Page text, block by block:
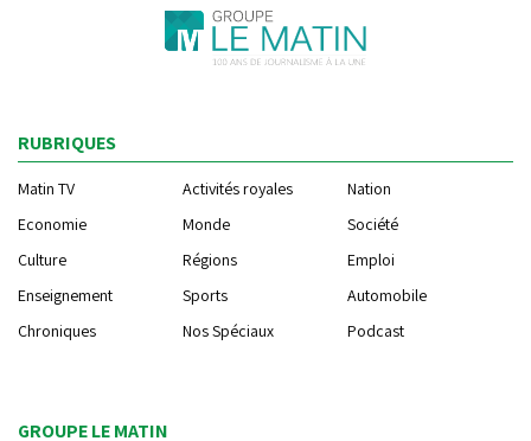
RUBRIQUES
Matin TV Activités royales
Nation
Economie
Monde
Société
Culture
Régions
Emploi
Enseignement
Sports
Automobile
Chroniques
Nos Spéciaux Podcast
GROUPE LE MATIN